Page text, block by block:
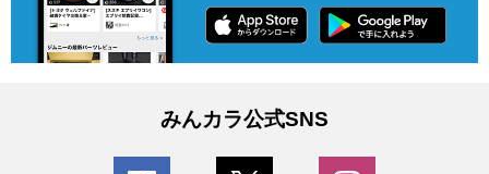
みんカラ公式SNS